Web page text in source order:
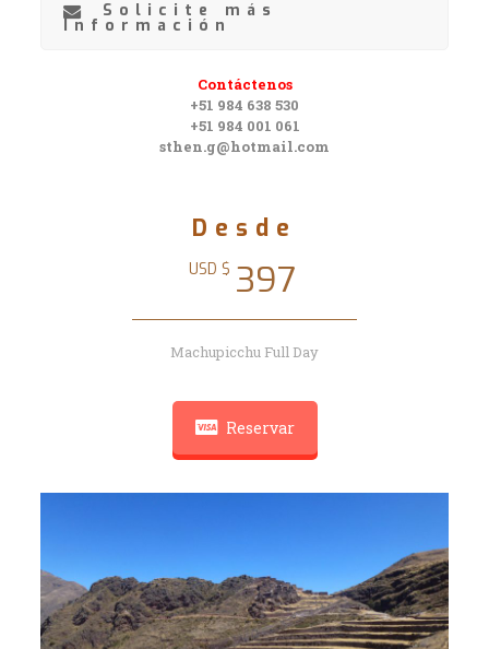
Solicite más
Información
Contáctenos
+51 984 638 530
+51 984 001 061
sthen.g@hotmail.com
Desde
USD $ 397
Machupicchu Full Day
Reservar